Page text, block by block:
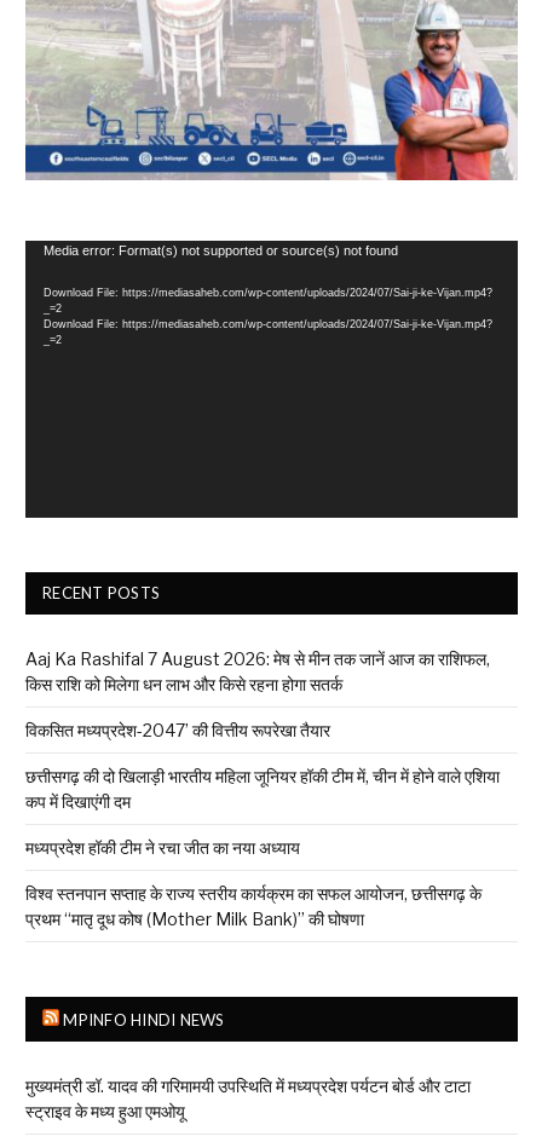
Video
Media error: Format(s) not supported or source(s) not found
Download File: https://mediasaheb.com/wp-content/uploads/2024/07/Sai-ji-ke-Vijan.mp4?
_=2
Download File: https://mediasaheb.com/wp-content/uploads/2024/07/Sai-ji-ke-Vijan.mp4?
_=2
RECENT POSTS
Aaj Ka Rashifal 7 August 2026: मेष से मीन तक जानें आज का राशिफल,
किस राशि को मिलेगा धन लाभ और किसे रहना होगा सतर्क
विकसित मध्यप्रदेश-2047’ की वित्तीय रूपरेखा तैयार
छत्तीसगढ़ की दो खिलाड़ी भारतीय महिला जूनियर हॉकी टीम में, चीन में होने वाले एशिया
कप में दिखाएंगी दम
मध्यप्रदेश हॉकी टीम ने रचा जीत का नया अध्याय
विश्व स्तनपान सप्ताह के राज्य स्तरीय कार्यक्रम का सफल आयोजन, छत्तीसगढ़ के
प्रथम “मातृ दूध कोष (Mother Milk Bank)” की घोषणा
MPINFO HINDI NEWS
मुख्यमंत्री डॉ. यादव की गरिमामयी उपस्थिति में मध्यप्रदेश पर्यटन बोर्ड और टाटा
स्ट्राइव के मध्य हुआ एमओयू